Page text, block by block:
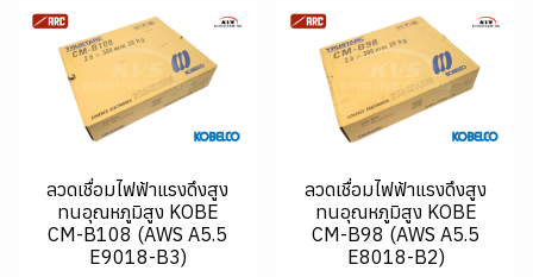
ลวดเชื่อมไฟฟ้าแรงดึงสูง
ทนอุณหภูมิสูง KOBE
CM-B108 (AWS A5.5
E9018-B3)
ลวดเชื่อมไฟฟ้าแรงดึงสูง
ทนอุณหภูมิสูง KOBE
CM-B98 (AWS A5.5
E8018-B2)